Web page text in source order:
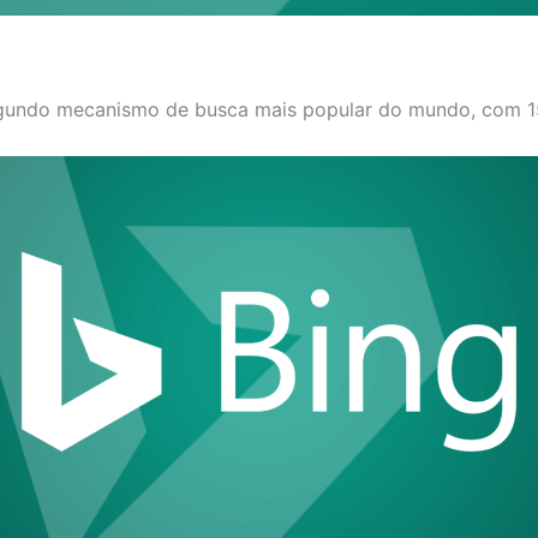
mecanismo de busca mais popular do mundo, com